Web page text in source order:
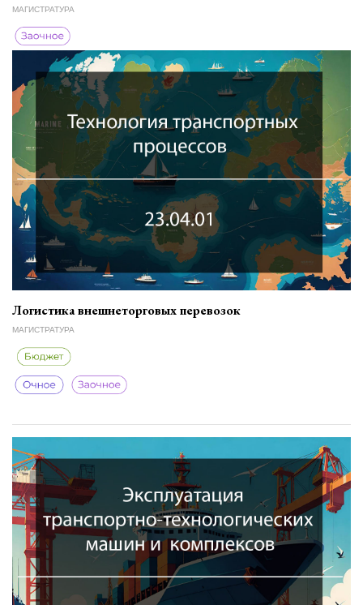
МАГИСТРАТУРА
Логистика внешнеторговых перевозок
МАГИСТРАТУРА